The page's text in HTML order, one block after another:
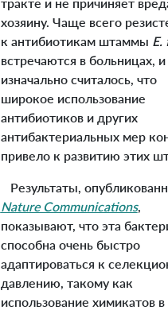
хозяину. Чаще всего
к антибиотикам штаммы E.
встречаются в больницах, и
изначально считалось, что
широкое использование
антибиотиков и других
антибактериальных мер
привело к развитию этих
Результаты,
Nature Communications,
показывают, что эта
способна очень быстро
адаптироваться к
давлению, такому как
использование химикатов в